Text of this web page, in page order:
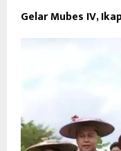
Gelar Mubes IV,